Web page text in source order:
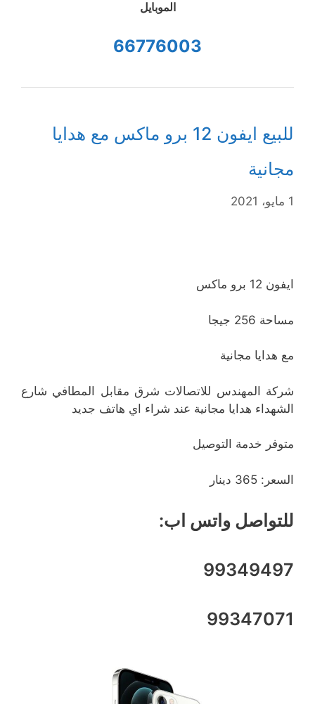
الموبايل
66776003
للبيع ايفون 12 برو ماكس مع هدايا
مجانية
1 مايو، 2021
ايفون 12 برو ماكس
مساحة 256 جيجا
مع هدايا مجانية
شركة المهندس للاتصالات شرق مقابل المطافي شارع
الشهداء هدايا مجانية عند شراء اي هاتف جديد
متوفر خدمة التوصيل
السعر: 365 دينار
للتواصل واتس اب:
99349497
99347071